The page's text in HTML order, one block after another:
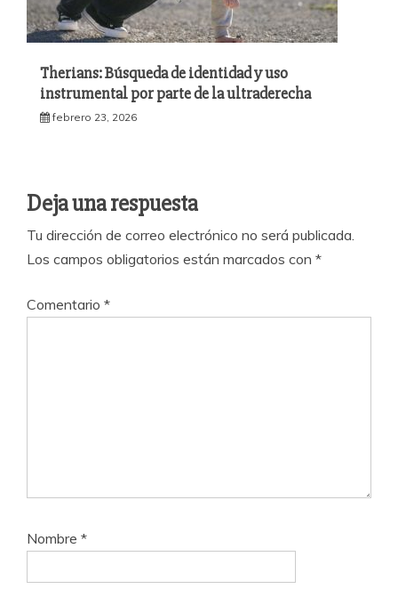
Therians: Búsqueda de identidad y uso
instrumental por parte de la ultraderecha
febrero 23, 2026
Deja una respuesta
Tu dirección de correo electrónico no será publicada.
Los campos obligatorios están marcados con *
Comentario *
Nombre *